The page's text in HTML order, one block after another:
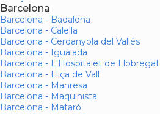
Barcelona
Barcelona - Badalona
Barcelona - Calella
Barcelona - Cerdanyola del Vallés
Barcelona - Igualada
Barcelona - L'Hospitalet de Llobregat
Barcelona - Lliça de Vall
Barcelona - Manresa
Barcelona - Maquinista
Barcelona - Mataró